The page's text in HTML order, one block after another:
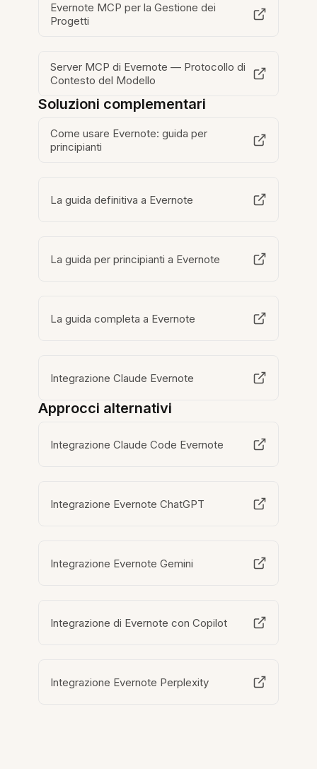
Evernote MCP per la Gestione dei
Progetti
Server MCP di Evernote — Protocollo di
Contesto del Modello
Soluzioni complementari
Come usare Evernote: guida per
principianti
La guida definitiva a Evernote
La guida per principianti a Evernote
La guida completa a Evernote
Integrazione Claude Evernote
Approcci alternativi
Integrazione Claude Code Evernote
Integrazione Evernote ChatGPT
Integrazione Evernote Gemini
Integrazione di Evernote con Copilot
Integrazione Evernote Perplexity